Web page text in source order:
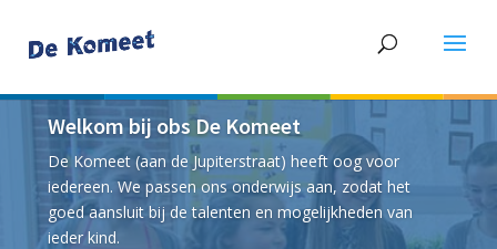
Welkom bij obs De Komeet
De Komeet (aan de Jupiterstraat) heeft oog voor
iedereen. We passen ons onderwijs aan, zodat het
goed aansluit bij de talenten en mogelijkheden van
ieder kind.